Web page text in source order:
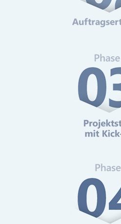
Web-
Mehr
Online-